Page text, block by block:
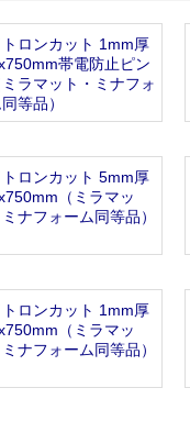
トロンカット 1mm厚
帯電防止ピン
ラマット・ミナフォ
等品）
トロンカット 5mm厚
（ミラマッ
ミナフォーム同等品）
トロンカット 1mm厚
（ミラマッ
ミナフォーム同等品）